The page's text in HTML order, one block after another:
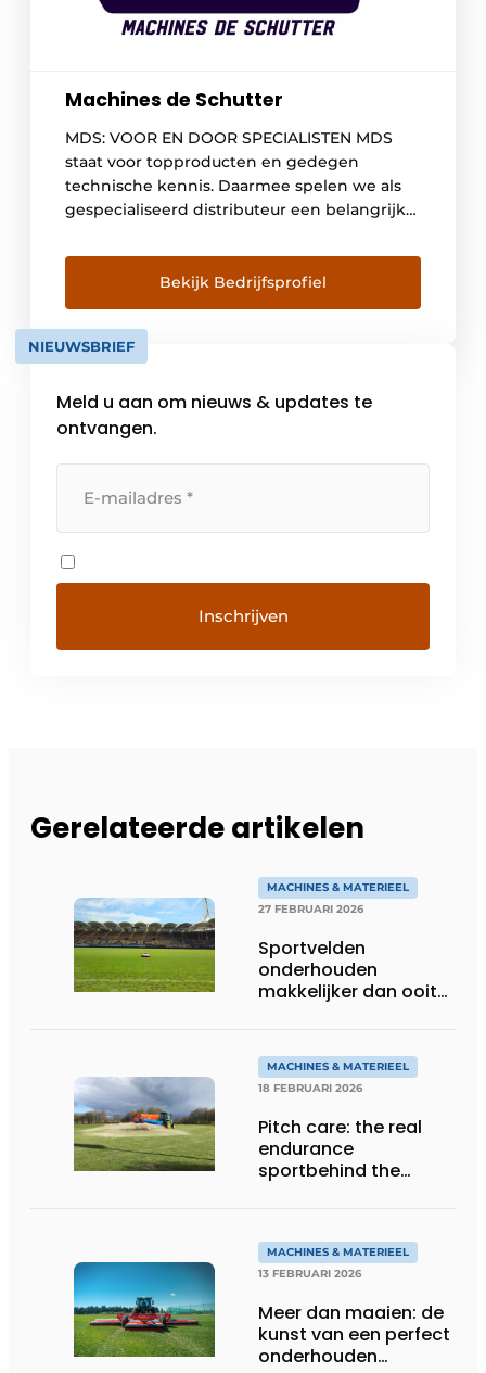
Machines de Schutter
MDS: VOOR EN DOOR SPECIALISTEN MDS
staat voor topproducten en gedegen
technische kennis. Daarmee spelen we als
gespecialiseerd distributeur een belangrijke
kunnen rekenen op het beste advies,
producten van topkwaliteit en service
waardoor hun werk altijd door blijft gaan.
HOOGWAARDIGE PRODUCTEN MDS werkt
uitsluitend met de beste […]
Bekijk Bedrijfsprofiel
NIEUWSBRIEF
Meld u aan om nieuws & updates te
ontvangen.
Gerelateerde artikelen
MACHINES & MATERIEEL
27 FEBRUARI 2026
Sportvelden
onderhouden
makkelijker dan ooit
MACHINES & MATERIEEL
18 FEBRUARI 2026
Pitch care: the real
endurance
sportbehind the
MACHINES & MATERIEEL
13 FEBRUARI 2026
Meer dan maaien: de
kunst van een perfect
onderhouden